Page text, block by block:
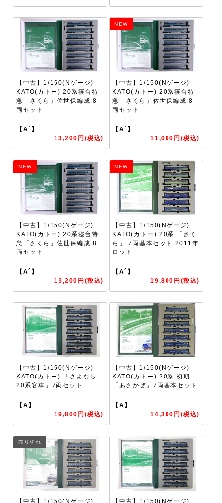
【中古】1/150(Nゲージ)
KATO(カトー) 20系寝台特
急「さくら」佐世保編成 8
両セット
【A´】
13,200円(税込)
NEW
【中古】1/150(Nゲージ)
KATO(カトー) 20系寝台特
急「さくら」佐世保編成 8
両セット
【A´】
11,000円(税込)
NEW
【中古】1/150(Nゲージ)
KATO(カトー) 20系寝台特
急「さくら」佐世保編成 8
両セット
【A´】
13,200円(税込)
NEW
【中古】1/150(Nゲージ)
KATO(カトー) 20系 「さく
ら」 7両基本セット 2011年
ロット
【A´】
19,800円(税込)
【中古】1/150(Nゲージ)
KATO(カトー) 「さよなら
20系客車」7両セット
【A】
19,800円(税込)
【中古】1/150(Nゲージ)
KATO(カトー) 20系 初期
「あさかぜ」7両基本セット
【A】
14,300円(税込)
売り切れ
【中古】1/150(Nゲージ)
【中古】1/150(Nゲージ)